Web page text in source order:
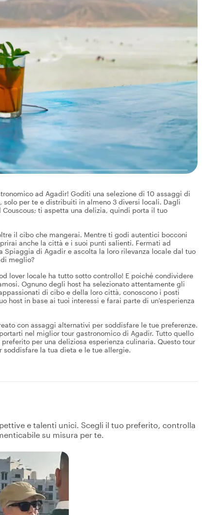
ad Agadir! Goditi una selezione di 10 assaggi di
per te e distribuiti in almeno 3 diversi locali. Dagli
ti aspetta una delizia, quindi porta il tuo
il cibo che mangerai. Mentre ti godi autentici bocconi
anche la città e i suoi punti salienti. Fermati ad
Spiaggia di Agadir e ascolta la loro rilevanza locale dal tuo
meglio?
lover locale ha tutto sotto controllo! E poiché condividere
Ognuno degli host ha selezionato attentamente gli
di cibo e della loro città, conoscono i posti
in base ai tuoi interessi e farai parte di un'esperienza
con assaggi alternativi per soddisfare le tue preferenze.
nel miglior tour gastronomico di Agadir. Tutto quello
per una deliziosa esperienza culinaria. Questo tour
soddisfare la tua dieta e le tue allergie.
e talenti unici. Scegli il tuo preferito, controlla
su misura per te.